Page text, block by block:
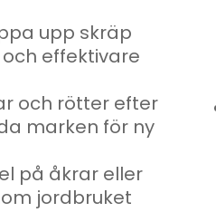
upp skräp
effektivare
och rötter efter
marken för ny
på åkrar eller
jordbruket